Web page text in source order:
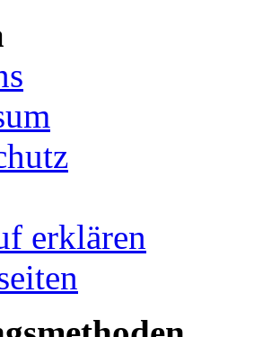
erklären